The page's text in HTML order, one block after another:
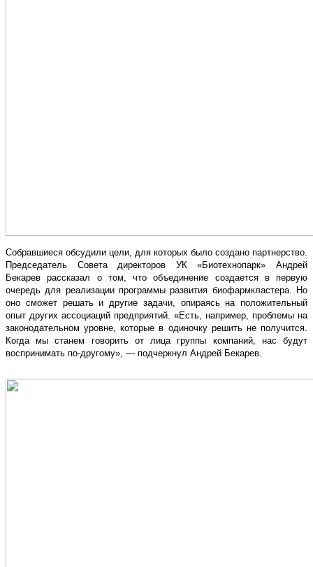
Собравшиеся обсудили цели, для которых было создано партнерство.
Председатель Совета директоров УК «Биотехнопарк» Андрей
Бекарев рассказал о том, что объединение создается в первую
очередь для реализации программы развития биофармкластера. Но
оно сможет решать и другие задачи, опираясь на положительный
опыт других ассоциаций предприятий. «Есть, например, проблемы на
законодательном уровне, которые в одиночку решить не получится.
Когда мы станем говорить от лица группы компаний, нас будут
воспринимать по-другому», — подчеркнул Андрей Бекарев.